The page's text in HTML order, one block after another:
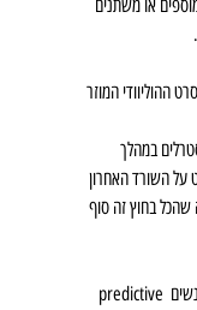
או משתנים
ההוליוודי המוזר
במהלך
על השורד האחרון
בחוץ זה סוף
רק שבמקום תסריט לסרט הם שמו שם תכנות לאנשים predictive